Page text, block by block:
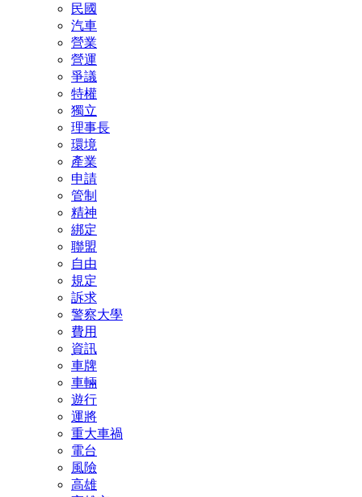
民國
汽車
營業
營運
爭議
特權
獨立
理事長
環境
產業
申請
管制
精神
綁定
聯盟
自由
規定
訴求
警察大學
費用
資訊
車牌
車輛
遊行
運將
重大車禍
電台
風險
高雄